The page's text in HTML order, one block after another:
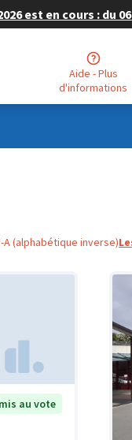
est en cours : du
Aide - Plus
d'informations
A (alphabétique inverse)
au vote